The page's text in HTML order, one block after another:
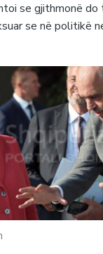
se gjithmonë
se në politikë